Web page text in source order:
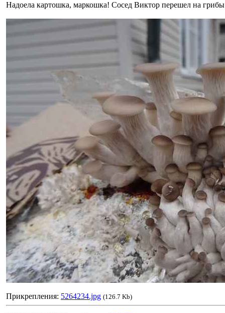
Надоела картошка, маркошка! Сосед Виктор перешел на
Прикрепления: 5264234.jpg (126.7 Kb)